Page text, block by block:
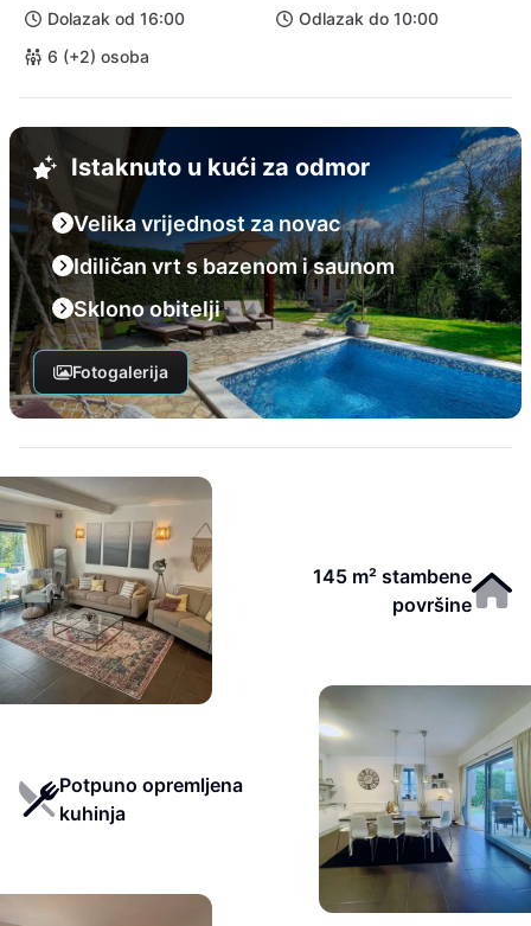
Dolazak od 16:00
Odlazak do 10:00
6 (+2) osoba
Istaknuto u kući za odmor
Velika vrijednost za novac
Idiličan vrt s bazenom i saunom
Sklono obitelji
Fotogalerija
145 m² stambene
površine
Potpuno opremljena
kuhinja